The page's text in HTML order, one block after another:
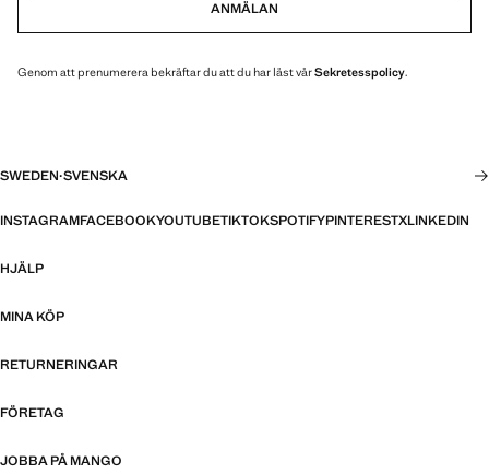
ANMÄLAN
Genom att prenumerera bekräftar du att du har läst vårSekretesspolicy.
SWEDEN·SVENSKA
INSTAGRAMFACEBOOKYOUTUBETIKTOKSPOTIFYPINTERESTXLINKEDIN
HJÄLP
MINA KÖP
RETURNERINGAR
FÖRETAG
JOBBA PÅ MANGO